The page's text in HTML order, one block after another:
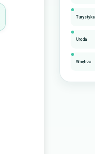
Turystyka
Uroda
Wnętrza